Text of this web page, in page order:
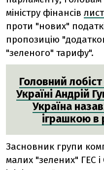
міністру фінансів
проти "нових"
пропозицію
"зеленого" тарифу".
Головний лобіст
Україні Андрій
Україна
іграшкою в
Засновник групи
малих "зелених" ГЕС